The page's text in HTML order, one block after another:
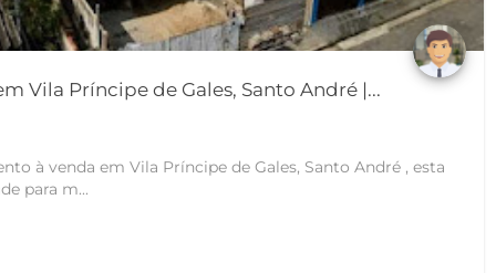
Vila Príncipe de Gales, Santo André |...
para m...